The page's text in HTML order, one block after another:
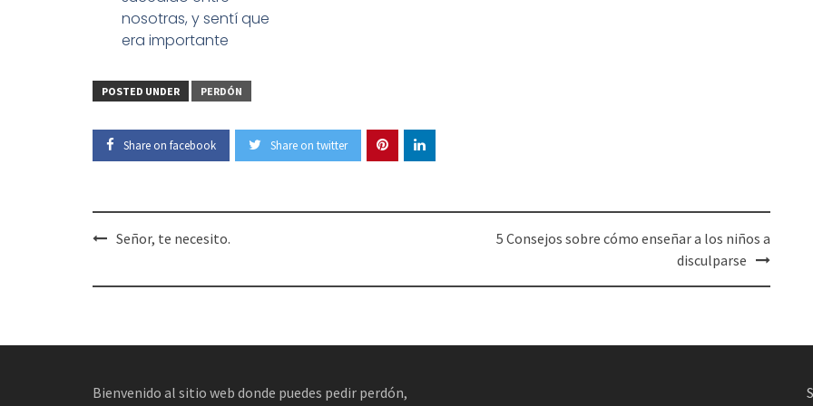
nosotras, y sentí que
era importante
POSTED UNDER PERDÓN
Share on facebook Share on twitter
Señor, te necesito.
5 Consejos sobre cómo enseñar a los niños a
disculparse
Bienvenido al sitio web donde puedes pedir perdón,